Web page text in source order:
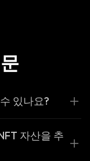
있나요?
자산을 추